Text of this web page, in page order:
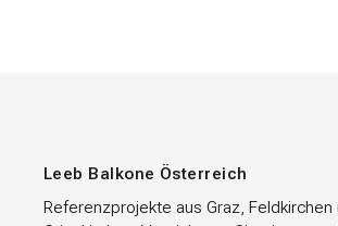
Leeb Balkone Österreich
Referenzprojekte aus Graz, Feldkirchen